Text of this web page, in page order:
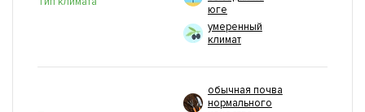
юге
умеренный
климат
обычная почва
нормального